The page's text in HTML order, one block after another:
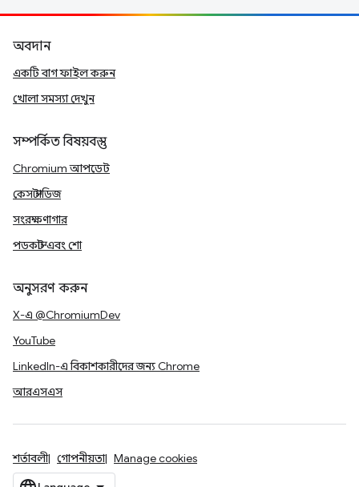
অবদান
একটি বাগ ফাইল করুন
খোলা সমস্যা দেখুন
সম্পর্কিত বিষয়বস্তু
Chromium আপডেট
কেস স্টাডিজ
সংরক্ষণাগার
পডকাস্ট এবং শো
অনুসরণ করুন
X-এ @ChromiumDev
YouTube
LinkedIn-এ বিকাশকারীদের জন্য Chrome
আরএসএস
শর্তাবলী গোপনীয়তা Manage cookies